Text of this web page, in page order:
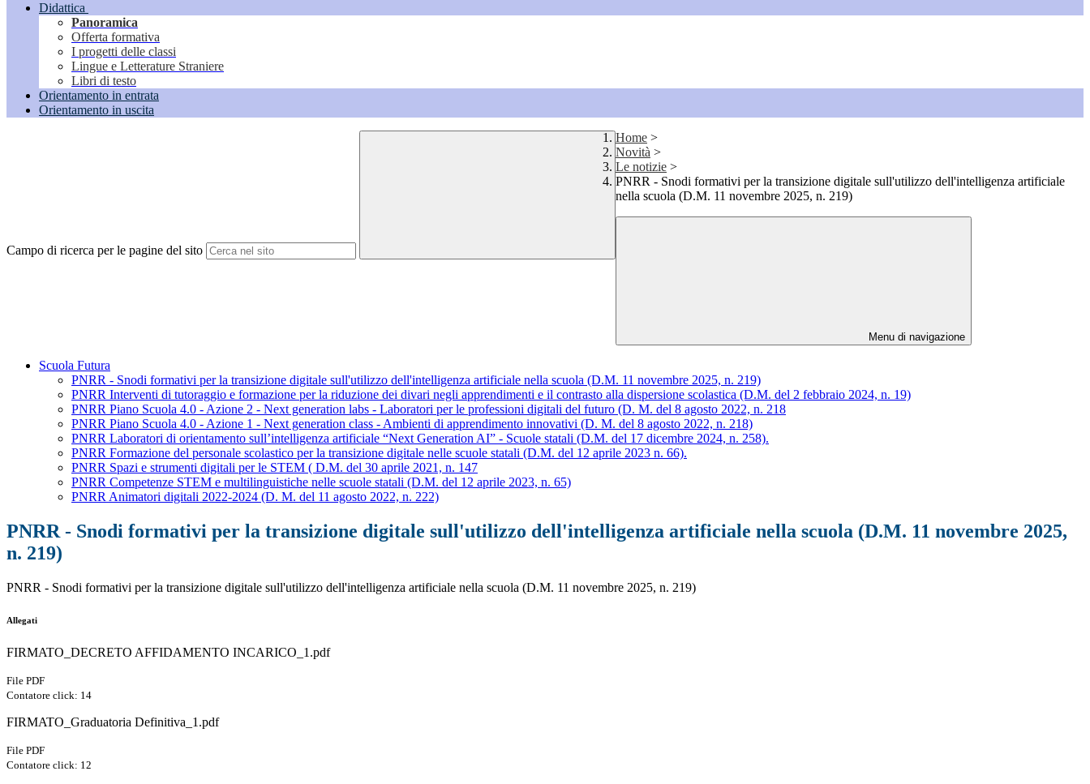
Didattica
Panoramica
Offerta formativa
I progetti delle classi
Lingue e Letterature Straniere
Libri di testo
Orientamento in entrata
Orientamento in uscita
Campo di ricerca per le pagine del sito
Home >
Novità >
Le notizie >
PNRR - Snodi formativi per la transizione digitale sull'utilizzo dell'intelligenza artificiale
nella scuola (D.M. 11 novembre 2025, n. 219)
Menu di navigazione
Scuola Futura
PNRR - Snodi formativi per la transizione digitale sull'utilizzo dell'intelligenza artificiale nella scuola (D.M. 11 novembre 2025, n. 219)
PNRR Interventi di tutoraggio e formazione per la riduzione dei divari negli apprendimenti e il contrasto alla dispersione scolastica (D.M. del 2 febbraio 2024, n. 19)
PNRR Piano Scuola 4.0 - Azione 2 - Next generation labs - Laboratori per le professioni digitali del futuro (D. M. del 8 agosto 2022, n. 218
PNRR Piano Scuola 4.0 - Azione 1 - Next generation class - Ambienti di apprendimento innovativi (D. M. del 8 agosto 2022, n. 218)
PNRR Laboratori di orientamento sull’intelligenza artificiale “Next Generation AI” - Scuole statali (D.M. del 17 dicembre 2024, n. 258).
PNRR Formazione del personale scolastico per la transizione digitale nelle scuole statali (D.M. del 12 aprile 2023 n. 66).
PNRR Spazi e strumenti digitali per le STEM ( D.M. del 30 aprile 2021, n. 147
PNRR Competenze STEM e multilinguistiche nelle scuole statali (D.M. del 12 aprile 2023, n. 65)
PNRR Animatori digitali 2022-2024 (D. M. del 11 agosto 2022, n. 222)
PNRR - Snodi formativi per la transizione digitale sull'utilizzo dell'intelligenza artificiale nella scuola (D.M. 11 novembre 2025,
n. 219)
PNRR - Snodi formativi per la transizione digitale sull'utilizzo dell'intelligenza artificiale nella scuola (D.M. 11 novembre 2025, n. 219)
Allegati
FIRMATO_DECRETO AFFIDAMENTO INCARICO_1.pdf
File PDF
Contatore click: 14
FIRMATO_Graduatoria Definitiva_1.pdf
File PDF
Contatore click: 12